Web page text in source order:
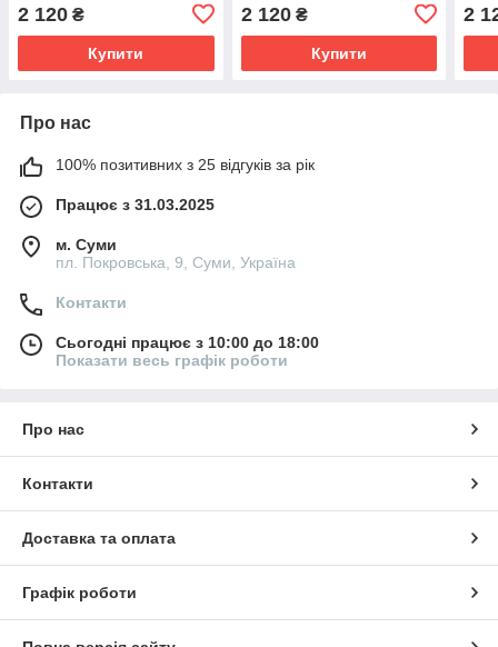
2 120 ₴
Купити
2 120₴
Купити
2
Про нас
100% позитивних з 25 відгуків за рік
Працює з 31.03.2025
м. Суми
пл. Покровська, 9, Суми, Україна
Контакти
Сьогодні працює з 10:00 до 18:00
Показати весь графік роботи
Про нас
Контакти
Доставка та оплата
Графік роботи